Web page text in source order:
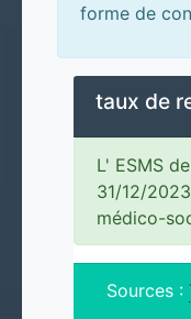
forme de
taux de
L' ESMS
31/12/
médico-
Sources :